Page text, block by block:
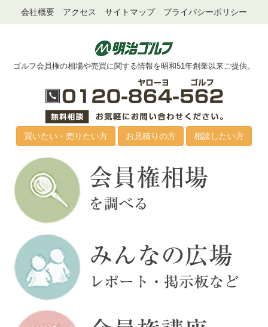
会社概要 アクセス サイトマップ プライバシーポリシー
ゴルフ会員権の相場や売買に関する情報を昭和51年創業以来ご提供。
買いたい・売りたい方 お見積りの方 相談したい方